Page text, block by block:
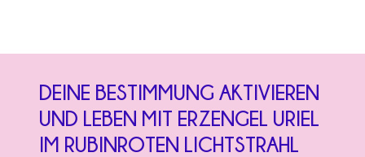
DEINE BESTIMMUNG AKTIVIEREN
UND LEBEN MIT ERZENGEL URIEL
IM RUBINROTEN LICHTSTRAHL